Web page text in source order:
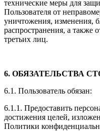
технические меры для
Пользователя от
уничтожения, изменения,
распространения, а также
третьих лиц.
6. ОБЯЗАТЕЛЬСТВА
6.1. Пользователь обязан:
6.1.1. Предоставить
достижения целей,
Политики